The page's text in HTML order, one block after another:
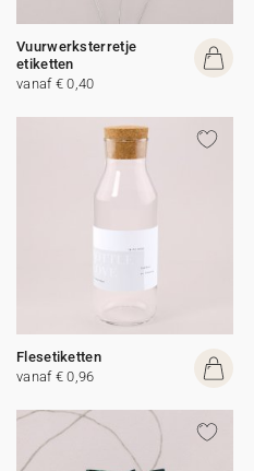
Vuurwerksterretje
etiketten
vanaf € 0,40
Flesetiketten
vanaf € 0,96